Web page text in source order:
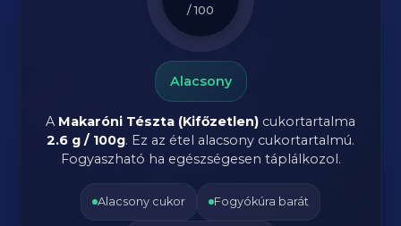
/ 100
Alacsony
A Makaróni Tészta (Kifőzetlen) cukortartalma
2.6 g / 100g. Ez az étel alacsony cukortartalmú.
Fogyaszható ha egészségesen táplálkozol.
Alacsony cukor Fogyókúra barát